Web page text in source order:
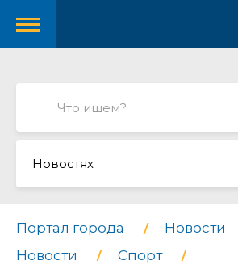
Новостях
Портал города
Новости
Новости
Спорт